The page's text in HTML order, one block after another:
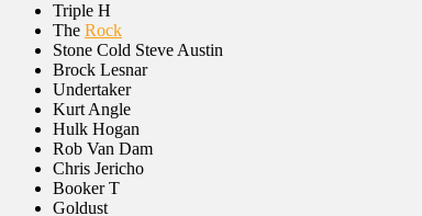
Triple H
The Rock
Stone Cold Steve Austin
Brock Lesnar
Undertaker
Kurt Angle
Hulk Hogan
Rob Van Dam
Chris Jericho
Booker T
Goldust